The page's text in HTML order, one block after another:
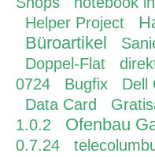
Helper Project
Büroartikel
Doppel-Flat
0724
Bugfix Dell
Data Card
1.0.2
Ofenbau
0.7.24